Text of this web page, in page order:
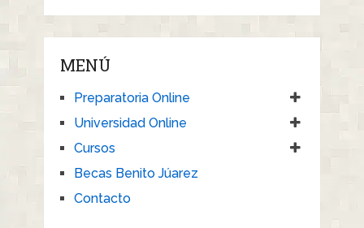
MENÚ
Preparatoria Online
Universidad Online
Cursos
Becas Benito Júarez
Contacto